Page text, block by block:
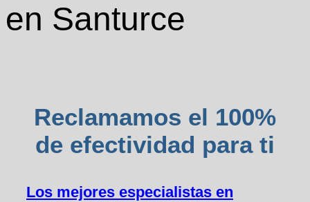
en Santurce
Reclamamos el 100%
de efectividad para ti
Los mejores especialistas en